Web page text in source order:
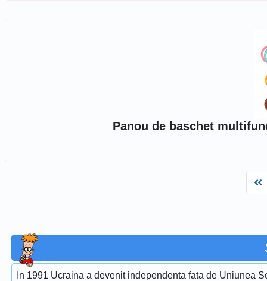
Panou de baschet
In 1991 Ucraina a devenit independenta fata de Uniunea